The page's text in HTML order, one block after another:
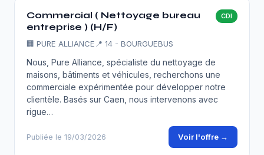
Commercial ( Nettoyage bureau
entreprise ) (H/F)
CDI
🏢 PURE ALLIANCE 📍 14 - BOURGUEBUS
Nous, Pure Alliance, spécialiste du nettoyage de
maisons, bâtiments et véhicules, recherchons une
commerciale expérimentée pour développer notre
clientèle. Basés sur Caen, nous intervenons avec
rigue…
Publiée le 19/03/2026 Voir l'offre →